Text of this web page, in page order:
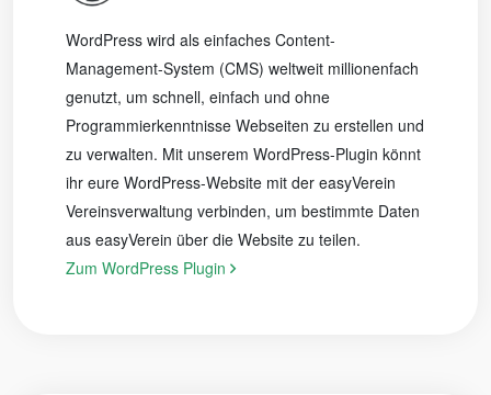
WordPress wird als einfaches Content-
Management-System (CMS) weltweit millionenfach
genutzt, um schnell, einfach und ohne
Programmierkenntnisse Webseiten zu erstellen und
zu verwalten. Mit unserem WordPress-Plugin könnt
ihr eure WordPress-Website mit der easyVerein
Vereinsverwaltung verbinden, um bestimmte Daten
aus easyVerein über die Website zu teilen.
Zum WordPress Plugin